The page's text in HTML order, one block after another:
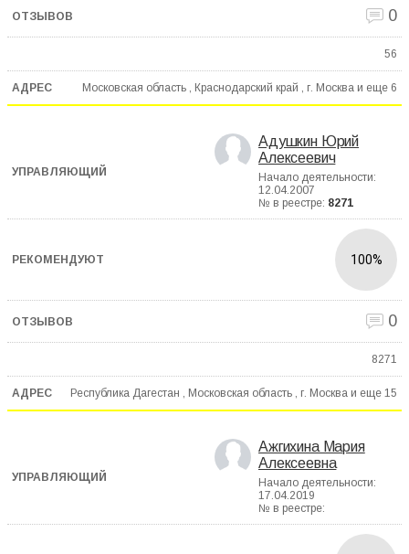
0
56
Московская область , Краснодарский край , г. Москва и еще 6
Адушкин Юрий
Алексеевич
Начало деятельности:
12.04.2007
№ в реестре: 8271
100%
0
8271
Республика Дагестан , Московская область , г. Москва и еще 15
Ажгихина Мария
Алексеевна
Начало деятельности:
17.04.2019
№ в реестре: